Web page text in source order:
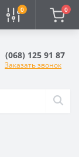
0 0
(068) 125 91 87
Заказать звонок